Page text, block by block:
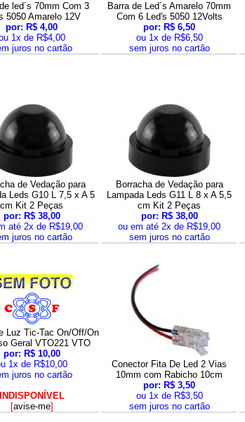
led´s 70mm Com 3
5050 Amarelo 12V
por: R$ 4,00
1x de R$4,00
juros no cartão
Barra de Led´s Amarelo 70mm
Com 6 Led's 5050 12Volts
por: R$ 6,50
ou 1x de R$6,50
sem juros no cartão
de Vedação para
Leds G10 L 7,5 x A 5
cm Kit 2 Peças
por: R$ 38,00
até 2x de R$19,00
juros no cartão
Borracha de Vedação para
Lampada Leds G11 L 8 x A 5,5
cm Kit 2 Peças
por: R$ 38,00
ou em até 2x de R$19,00
sem juros no cartão
Luz Tic-Tac On/Off/On
Geral VTO221 VTO
por: R$ 10,00
1x de R$10,00
juros no cartão
INDISPONÍVEL
[avise-me]
Conector Fita De Led 2 Vias
10mm com Rabicho 10cm
por: R$ 3,50
ou 1x de R$3,50
sem juros no cartão